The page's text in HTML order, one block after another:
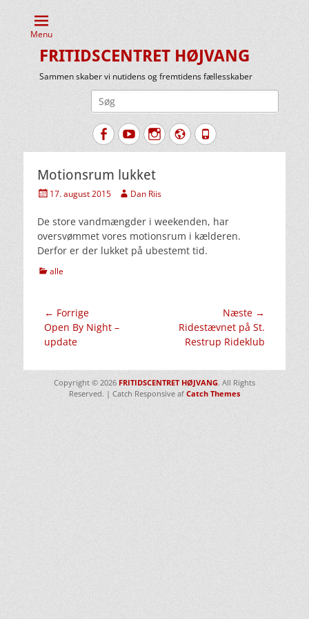
Menu
FRITIDSCENTRET HØJVANG
Sammen skaber vi nutidens og fremtidens fællesskaber
FacebookYouTubeInstagram
Website
Tlf.
Motionsrum lukket
Udgivet
17. august 2015 Forfatter
Dan Riis
De store vandmængder i weekenden, har
oversvømmet vores motionsrum i kælderen.
Derfor er der lukket på ubestemt tid.
kategorier
alle
Indlægsnavigation
← Forrige
Forrige
indlæg:
Open By Night –
update
Næste →
Næste
indlæg:
Ridestævnet på St.
Restrup Rideklub
Copyright © 2026 FRITIDSCENTRET HØJVANG. All Rights
Reserved. | Catch Responsive af Catch Themes